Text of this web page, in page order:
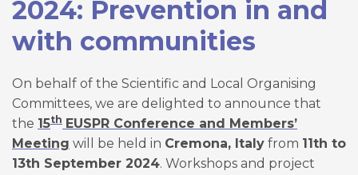
2024: Prevention in and
with communities
On behalf of the Scientific and Local Organising
Committees, we are delighted to announce that
the 15th EUSPR Conference and Members’
Meeting will be held in Cremona, Italy from 11th to
13th September 2024. Workshops and project